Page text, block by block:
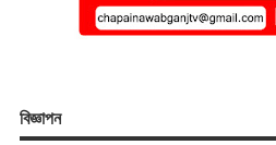
বিজ্ঞাপন